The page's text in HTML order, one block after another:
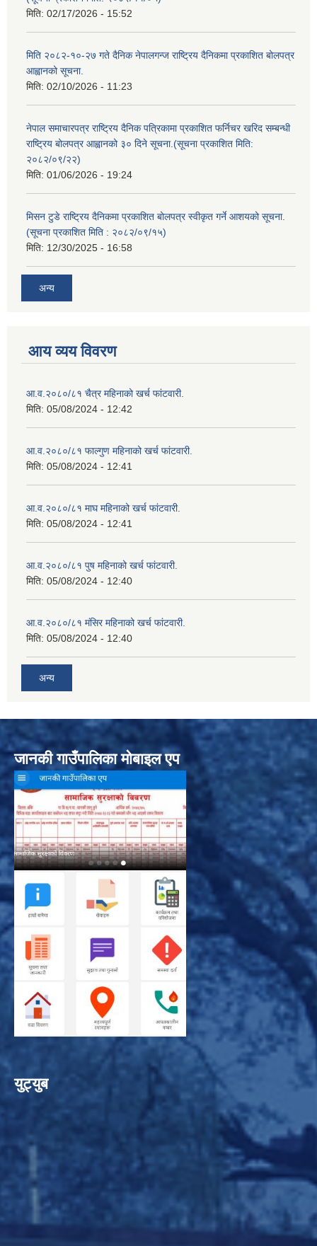
मिति: 02/17/2026 - 15:52
मिति २०८२-१०-२७ गते दैनिक नेपालगन्ज राष्ट्रिय दैनिकमा प्रकाशित बोलपत्र
आह्वानको सूचना.
मिति: 02/10/2026 - 11:23
नेपाल समाचारपत्र राष्ट्रिय दैनिक पत्रिकामा प्रकाशित फर्निचर खरिद सम्बन्धी
राष्ट्रिय बोलपत्र आह्वानको ३० दिने सूचना.(सूचना प्रकाशित मिति:
२०८२/०९/२२)
मिति: 01/06/2026 - 19:24
मिसन टुडे राष्ट्रिय दैनिकमा प्रकाशित बोलपत्र स्वीकृत गर्ने आशयको सूचना.
(सूचना प्रकाशित मिति : २०८२/०९/१५)
मिति: 12/30/2025 - 16:58
अन्य
आय व्यय विवरण
आ.व.२०८०/८१ चैत्र महिनाको खर्च फांटवारी.
मिति: 05/08/2024 - 12:42
आ.व.२०८०/८१ फाल्गुण महिनाको खर्च फांटवारी.
मिति: 05/08/2024 - 12:41
आ.व.२०८०/८१ माघ महिनाको खर्च फांटवारी.
मिति: 05/08/2024 - 12:41
आ.व.२०८०/८१ पुष महिनाको खर्च फांटवारी.
मिति: 05/08/2024 - 12:40
आ.व.२०८०/८१ मंसिर महिनाको खर्च फांटवारी.
मिति: 05/08/2024 - 12:40
अन्य
जानकी गाउँपालिका मोबाइल एप
युट्युब